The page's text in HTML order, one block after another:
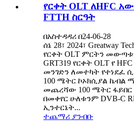
የርቀት OLT ለHFC
FTTH ስርዓት
በአስተዳዳሪ በ24-06-28
ሰኔ 28፣ 2024፣ Greatway
የርቀት OLT ምርትን
GRT319 የርቀት OLT የ
መንገድን ለመተካት የተነደፈ
100 ሜትር ኮኦክሲያል ኬብል
መጨረሻው 100 ሜትር ፋይበር
በመቀየር ሁለቱንም DVB-C
ኢንተርኔት...
ተጨማሪ ያንብቡ